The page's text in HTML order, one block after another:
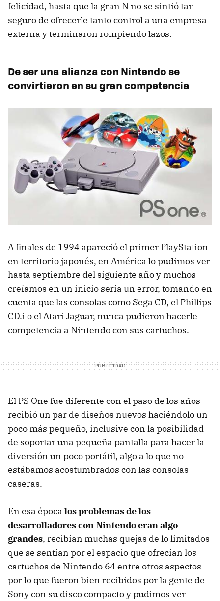
felicidad, hasta que la gran N no se sintió tan
seguro de ofrecerle tanto control a una empresa
externa y terminaron rompiendo lazos.
De ser una alianza con Nintendo se
convirtieron en su gran competencia
A finales de 1994 apareció el primer PlayStation
en territorio japonés, en América lo pudimos ver
hasta septiembre del siguiente año y muchos
creíamos en un inicio sería un error, tomando en
cuenta que las consolas como Sega CD, el Phillips
CD.i o el Atari Jaguar, nunca pudieron hacerle
competencia a Nintendo con sus cartuchos.
El PS One fue diferente con el paso de los años
recibió un par de diseños nuevos haciéndolo un
poco más pequeño, inclusive con la posibilidad
de soportar una pequeña pantalla para hacer la
diversión un poco portátil, algo a lo que no
estábamos acostumbrados con las consolas
caseras.
En esa época los problemas de los
desarrolladores con Nintendo eran algo
grandes, recibían muchas quejas de lo limitados
que se sentían por el espacio que ofrecían los
cartuchos de Nintendo 64 entre otros aspectos
por lo que fueron bien recibidos por la gente de
Sony con su disco compacto y pudimos ver